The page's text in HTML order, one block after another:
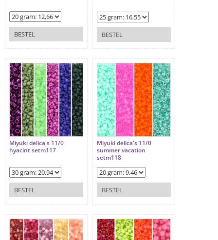
BESTEL BESTEL
Miyuki delica's 11/0
hyacint setm117
BESTEL
Miyuki delica's 11/0
summer vacation
setm118
BESTEL